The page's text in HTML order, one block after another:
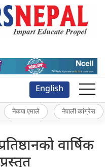
English
नेकपा एमाले नेपाली कांग्रेस
वार्षिक